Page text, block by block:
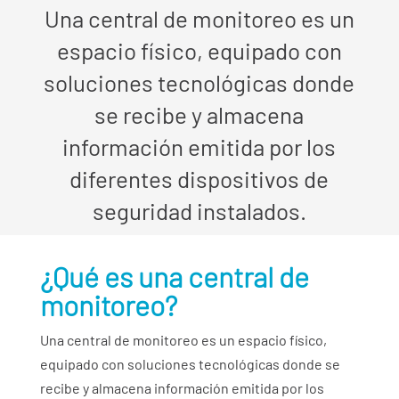
Una central de monitoreo es un
espacio físico, equipado con
soluciones tecnológicas donde
se recibe y almacena
información emitida por los
diferentes dispositivos de
seguridad instalados.
¿Qué es una central de
monitoreo?
Una central de monitoreo es un espacio físico,
equipado con soluciones tecnológicas donde se
recibe y almacena información emitida por los